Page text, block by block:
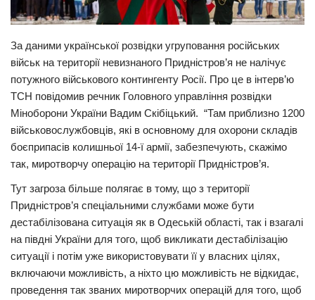
Політика
Цікаво
Наука
Технології
Історії
Здоров’я
Події
Кримінал
Трагедії
За даними української розвідки угруповання російських
військ на території невизнаного Придністров’я не налічує
потужного військового контингенту Росії. Про це в інтерв’ю
ТСН повідомив речник Головного управління розвідки
Міноборони України Вадим Скібіцький. “Там приблизно 1200
військовослужбовців, які в основному для охорони складів
боєприпасів колишньої 14-ї армії, забезпечують, скажімо
так, миротворчу операцію на території Придністров’я.
Тут загроза більше полягає в тому, що з території
Придністров’я спеціальними службами може бути
дестабілізована ситуація як в Одеській області, так і взагалі
на півдні України для того, щоб викликати дестабілізацію
ситуації і потім уже використовувати її у власних цілях,
включаючи можливість, а ніхто цю можливість не відкидає,
проведення так званих миротворчих операцій для того, щоб